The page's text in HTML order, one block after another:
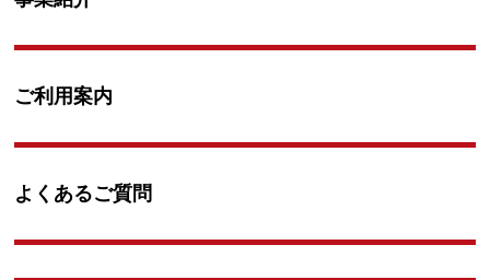
ご利用案内
よくあるご質問